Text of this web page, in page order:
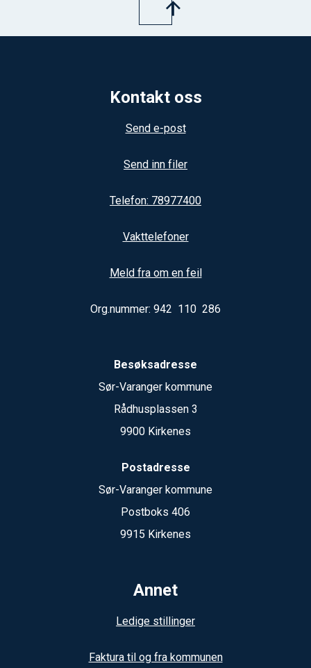
Kontakt oss
Send e-post
Send inn filer
Telefon: 78977400
Vakttelefoner
Meld fra om en feil
Org.nummer: 942 110 286
Besøksadresse
Sør-Varanger kommune
Rådhusplassen 3
9900 Kirkenes
Postadresse
Sør-Varanger kommune
Postboks 406
9915 Kirkenes
Annet
Ledige stillinger
Faktura til og fra kommunen